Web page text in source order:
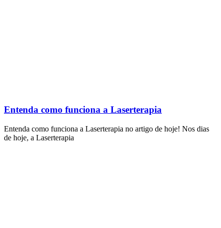
Entenda como funciona a Laserterapia
Entenda como funciona a Laserterapia no artigo de hoje! Nos dias
de hoje, a Laserterapia